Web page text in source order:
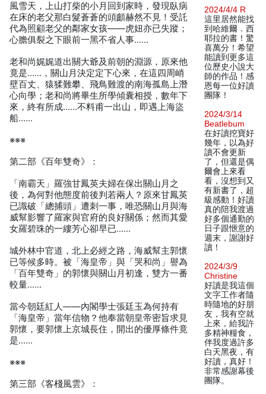
風雪天，上山打柴的小月回到家時，發現臥病
在床的老父那白髮蒼蒼的頭顱赫然不見！受託
代為照顧老父的鄰家女孩——虎妞亦已失蹤；
心膽俱裂之下眼前一黑不省人事……
老和尚娓娓道出關大爺及前朝的淵源，原來他
竟是……，關山月決定定下心來，在這四周峭
壁百丈、猿猱難攀、飛鳥難渡的南海孤島上潛
心向學；老和尚將畢生所學傾囊相授，數年下
來，終有所成……不料甫一出山，即遇上海盜
船……
※※※
第二部《百年雙奇》：
「南霸天」羅強甘鳳英夫婦在保出關山月之
後，為何對他態度前後判若兩人？原來甘鳳英
已識破「總捕頭」遭刺一事，唯恐關山月與海
威幫影響了羅家與官府的良好關係；然而其愛
女羅碧珠的一縷芳心卻早已……
城外林中官道，北上必經之路，海威幫主郭懷
已等候多時。被「海皇帝」與「哭和尚」譽為
「百年雙奇」的郭懷與關山月初逢，雙方一番
較量……
當今朝廷紅人——內閣學士張廷玉為何持有
「海皇帝」當年信物？他奉當朝皇帝密旨求見
郭懷，要郭懷上京城長住，開出的優厚條件竟
是……
※※※
第三部《客棧風雲》：
2024/4/4 R
這里居然能找
到哈維爾．西
耶拉的書！驚
喜萬分！希望
能讀到更多這
位歷史小說大
師的作品！感
恩每一位好讀
團隊！
2024/3/14
Beatlebum
在好讀挖寶好
幾年，以為好
讀不會更新
了，但還是偶
爾會上來看
看，沒想到又
有新書了，超
級感動！好讀
真的陪我渡過
好多個通勤的
日子跟愜意的
週末，謝謝好
讀！
2024/3/9
Christine
好讀是我這個
文字工作者隨
時隨地的好朋
友，我有空就
上來，給我許
多精神糧食，
伴我度過許多
白天黑夜，有
好讀，真好！
非常感謝幕後
團隊。